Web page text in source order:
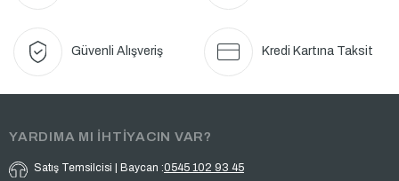
Güvenli Alışveriş Kredi Kartına Taksit
YARDIMA MI İHTİYACIN VAR?
Satış Temsilcisi | Baycan :0545 102 93 45